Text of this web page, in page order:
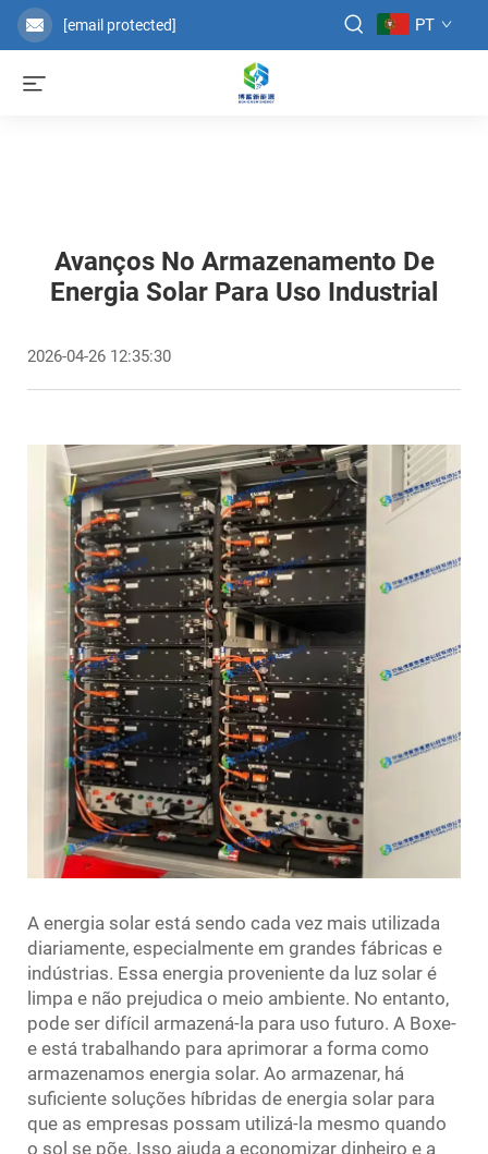
[email protected] PT
Avanços No Armazenamento De
Energia Solar Para Uso Industrial
2026-04-26 12:35:30
A energia solar está sendo cada vez mais utilizada
diariamente, especialmente em grandes fábricas e
indústrias. Essa energia proveniente da luz solar é
limpa e não prejudica o meio ambiente. No entanto,
pode ser difícil armazená-la para uso futuro. A Boxe-
e está trabalhando para aprimorar a forma como
armazenamos energia solar. Ao armazenar, há
suficiente soluções híbridas de energia solar para
que as empresas possam utilizá-la mesmo quando
o sol se põe. Isso ajuda a economizar dinheiro e a